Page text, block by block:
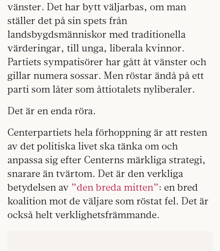
vänster. Det har bytt väljarbas, om man
ställer det på sin spets från
landsbygdsmänniskor med traditionella
värderingar, till unga, liberala kvinnor.
Partiets sympatisörer har gått åt vänster och
gillar numera sossar. Men röstar ändå på ett
parti som låter som åttiotalets nyliberaler.
Det är en enda röra.
Centerpartiets hela förhoppning är att resten
av det politiska livet ska tänka om och
anpassa sig efter Centerns märkliga strategi,
snarare än tvärtom. Det är den verkliga
betydelsen av ”den breda mitten”: en bred
koalition mot de väljare som röstat fel. Det är
också helt verklighetsfrämmande.